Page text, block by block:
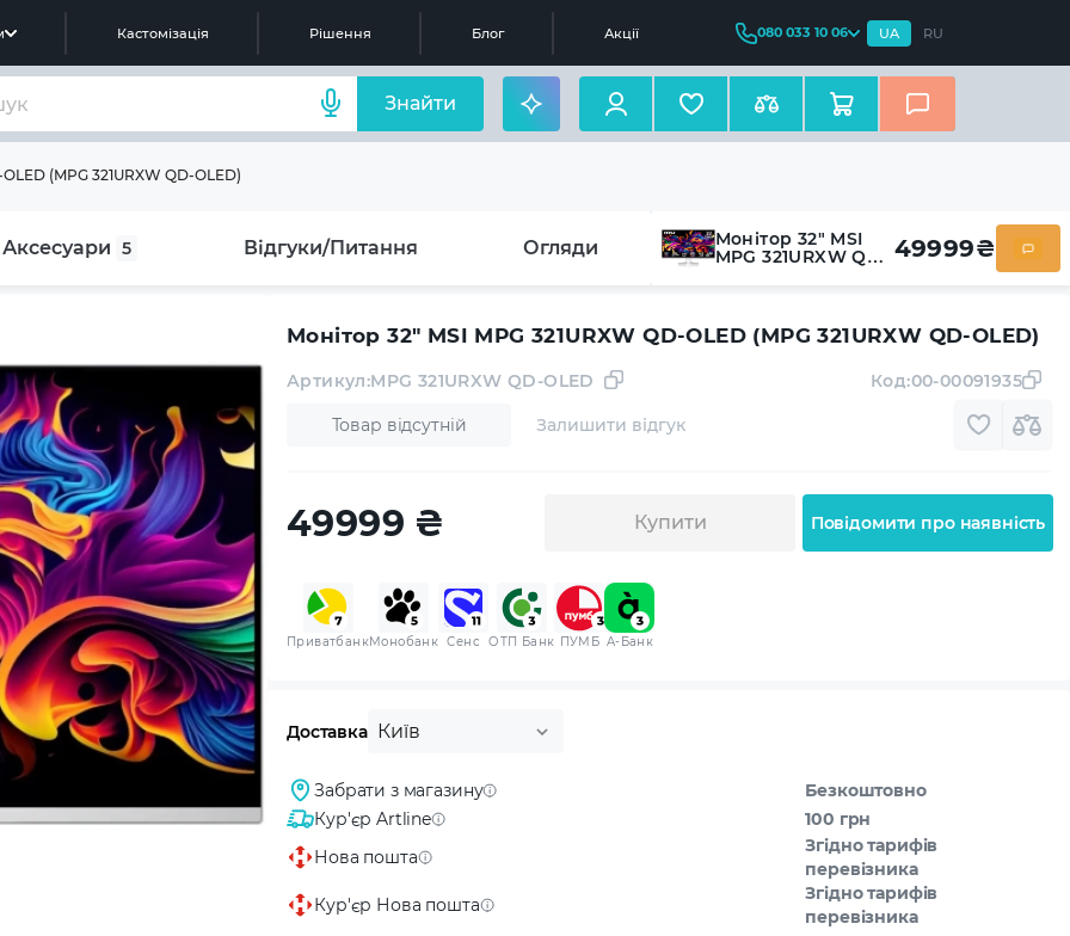
Кастомізація Рішення Блог Акції 080 033 10 06 UA RU
Знайти
(MPG 321URXW QD-OLED)
Аксесуари 5 Відгуки/Питання Огляди
Монітор 32" MSI
MPG 321URXW QD- 49999₴
Монітор 32" MSI MPG 321URXW QD-OLED (MPG 321URXW QD-OLED)
Товар відсутній
Артикул:MPG 321URXW QD-OLED
Залишити відгук
Код:00-00091935
49999 ₴ Купити Повідомити про наявність
ПриватбанкМонобанк Сенс ОТП Банк ПУМБ A-Банк
Доставка Київ
Забрати з магазину
Безкоштовно
Кур'єр Artline
100 грн
Нова пошта
Згідно тарифів
перевізника
Кур'єр Нова пошта
Згідно тарифів
перевізника